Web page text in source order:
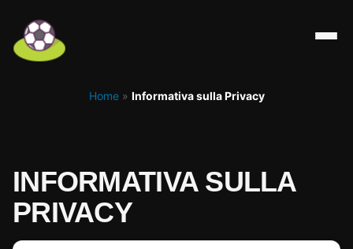
Home» Informativa sulla Privacy
INFORMATIVA SULLA
PRIVACY